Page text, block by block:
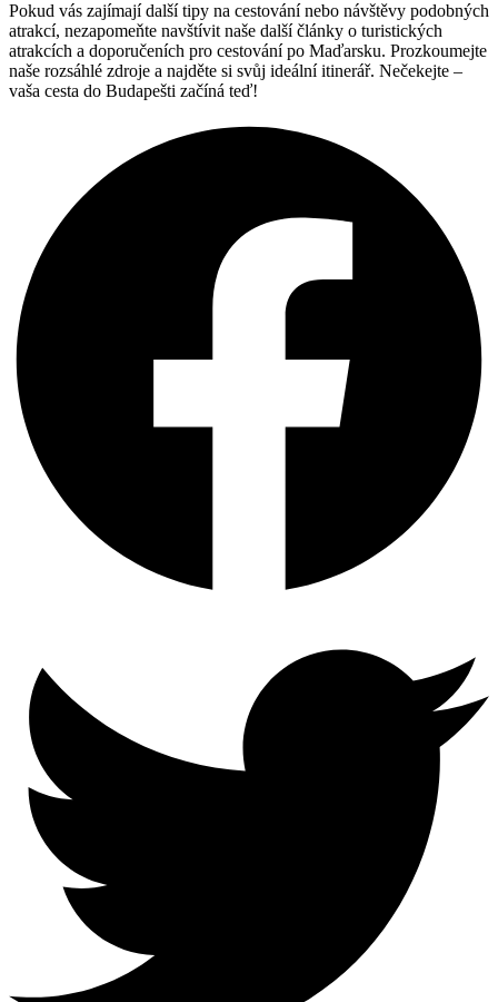
Pokud vás zajímají další tipy na cestování nebo návštěvy podobných
atrakcí, nezapomeňte navštívit naše další články o turistických
atrakcích a doporučeních pro cestování po Maďarsku. Prozkoumejte
naše rozsáhlé zdroje a najděte si svůj ideální itinerář. Nečekejte –
vaša cesta do Budapešti začíná teď!